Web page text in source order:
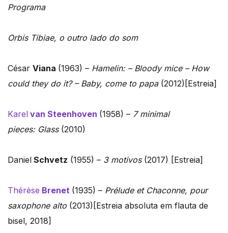
Programa
Orbis Tibiae, o outro lado do som
César Viana (1963) – Hamelin: – Bloody mice – How
could they do it? – Baby, come to papa(2012)[Estreia]
Karel van Steenhoven (1958) – 7 minimal
pieces: Glass(2010)
Daniel Schvetz (1955) – 3 motivos(2017) [Estreia]
Thérèse Brenet (1935) – Prélude et Chaconne, pour
saxophone alto (2013)[Estreia absoluta em flauta de
bisel, 2018]